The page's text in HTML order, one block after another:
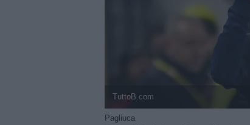
TuttoB.com
Pagliuca